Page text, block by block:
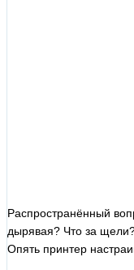
Распространённый
дырявая? Что за
Опять принтер